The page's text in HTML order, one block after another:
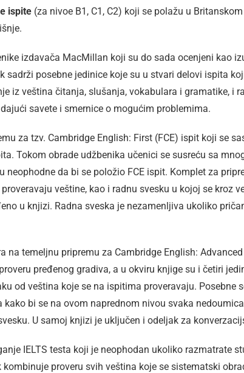
ispite(za nivoe B1, C1, C2) koji se polažu u
izdavača MacMillan koji su do sada ocenjeni kao
posebne jedinice koje su u stvari delovi ispita
iz veština čitanja, slušanja, vokabulara i gramatike, i
savete i smernice o mogućim problemima.
za tzv. Cambridge English: First (FCE) ispit koji se
Tokom obrade udžbenika učenici se susreću sa
da bi se položio FCE ispit. Komplet za
veštine, kao i radnu svesku u kojoj se kroz
u knjizi. Radna sveska je nezamenljiva ukoliko
na temeljnu pripremu za Cambridge English: Advanced
pređenog gradiva, a u okviru knjige su i četiri
od veština koje se na ispitima proveravaju. Posebne
bi se na ovom naprednom nivou svaka
U samoj knjizi je uključen i odeljak za
IELTS testa koji je neophodan ukoliko razmatrate
proveru svih veština koje se sistematski